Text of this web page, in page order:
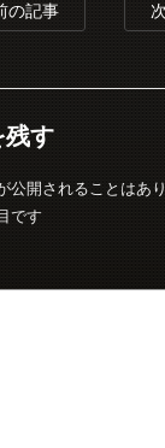
の記事
残す
公開されることはあ
です